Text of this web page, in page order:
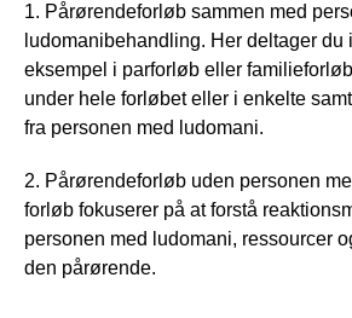
1. Pårørendeforløb sammen med
ludomanibehandling. Her deltager du
eksempel i parforløb eller
under hele forløbet eller i enkelte
fra personen med ludomani.
2. Pårørendeforløb uden personen
forløb fokuserer på at forstå
personen med ludomani, ressourcer
den pårørende.